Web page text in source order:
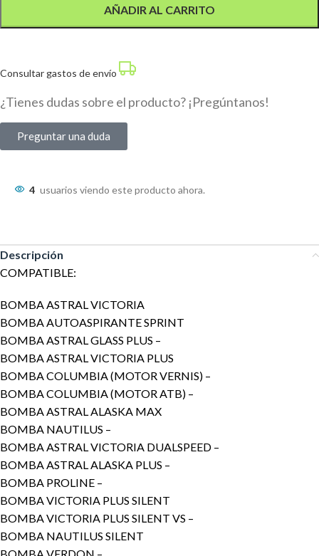
AÑADIR AL CARRITO
Consultar gastos de envío
¿Tienes dudas sobre el producto? ¡Pregúntanos!
Preguntar una duda
4 usuarios viendo este producto ahora.
Descripción
COMPATIBLE:
BOMBA ASTRAL VICTORIA
BOMBA AUTOASPIRANTE SPRINT
BOMBA ASTRAL GLASS PLUS –
BOMBA ASTRAL VICTORIA PLUS
BOMBA COLUMBIA (MOTOR VERNIS) –
BOMBA COLUMBIA (MOTOR ATB) –
BOMBA ASTRAL ALASKA MAX
BOMBA NAUTILUS –
BOMBA ASTRAL VICTORIA DUALSPEED –
BOMBA ASTRAL ALASKA PLUS –
BOMBA PROLINE –
BOMBA VICTORIA PLUS SILENT
BOMBA VICTORIA PLUS SILENT VS –
BOMBA NAUTILUS SILENT